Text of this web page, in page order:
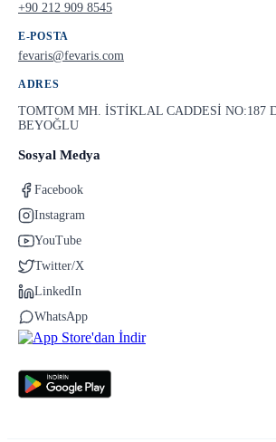
+90 212 909 8545
E-POSTA
fevaris@fevaris.com
ADRES
TOMTOM MH. İSTİKLAL CADDESİ NO:187
BEYOĞLU
Sosyal Medya
Facebook
Instagram
YouTube
Twitter/X
LinkedIn
WhatsApp